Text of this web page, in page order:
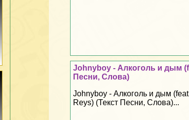
Johnyboy - Алкоголь и дым
Песни, Слова)
Johnyboy - Алкоголь и дым
Reys) (Текст Песни, Слова)...